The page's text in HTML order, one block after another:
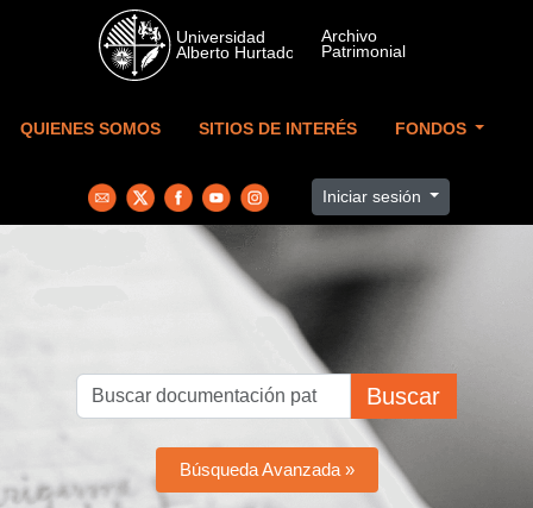
Skip to main content
QUIENES SOMOS SITIOS DE INTERÉS FONDOS
Iniciar sesión
Buscar
Búsqueda Avanzada »